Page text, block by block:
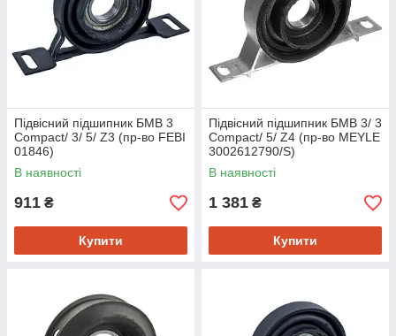
Підвісний підшипник БМВ 3
Compact/ 3/ 5/ Z3 (пр-во FEBI
01846)
В наявності
911 ₴
Купити
Підвісний підшипник БМВ 3/ 3
Compact/ 5/ Z4 (пр-во MEYLE
3002612790/S)
В наявності
1 381 ₴
Купити